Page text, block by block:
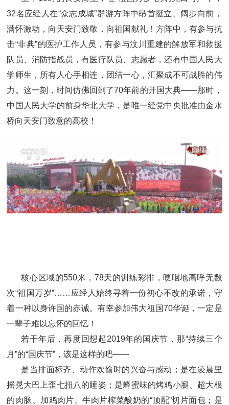
32名应经人在“众志成城”群游方阵中昂首挺立、阔步向前，
满怀激动，向天安门致敬，向祖国献礼！方阵中，有参与抗
击“非典”的医护工作人员，有参与汶川重建的解放军和救援
队员、消防指战员，有医疗队员、志愿者，还有中国人民大
学师生，所有人心手相连，团结一心，汇聚成不可战胜的伟
力。这一刻，时间仿佛回到了70年前的开国大典——那时，
中国人民大学的前身华北大学，是唯一经党中央批准由金水
桥向天安门致意的高校！
核心区域的550米，78天的训练彩排，哽咽地高呼无数
次“祖国万岁”……应经人始终寻着一份初心不改的承诺，守
着一种以身许国的赤诚。有幸参加伟大祖国70华诞，一定是
一辈子难以忘怀的回忆！
若干年后，再度回想起2019年的国庆节，那“持续三个
月”的“国庆节”，该是这样的吧——
是当排面标齐、动作欢愉时的兴奋与感动；是在凌晨里
摇晃大巴上歪七扭八的睡姿；是蜂蜜味的烤鸡小腿、超大根
的肉肠、加鸡肉片、牛肉片榨菜酸奶的“顶配”切片面包；是